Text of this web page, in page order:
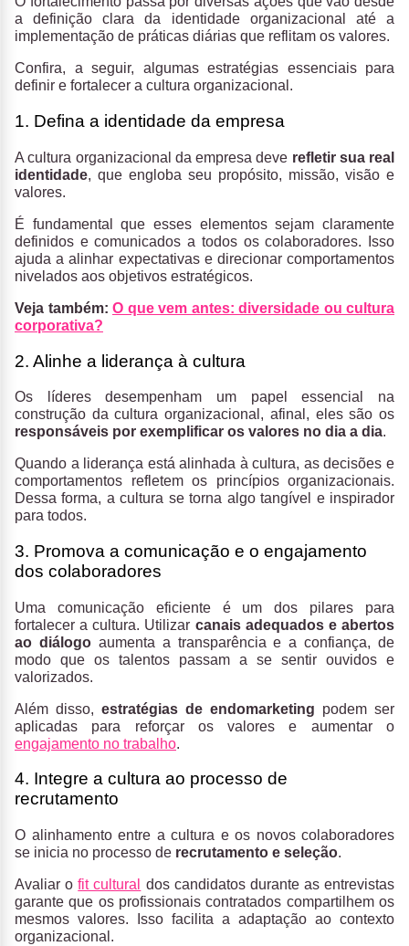
a definição clara da identidade organizacional até a
implementação de práticas diárias que reflitam os valores.
Confira, a seguir, algumas estratégias essenciais para
definir e fortalecer a cultura organizacional.
1. Defina a identidade da empresa
A cultura organizacional da empresa deve refletir sua real
identidade, que engloba seu propósito, missão, visão e
valores.
É fundamental que esses elementos sejam claramente
definidos e comunicados a todos os colaboradores. Isso
ajuda a alinhar expectativas e direcionar comportamentos
nivelados aos objetivos estratégicos.
Veja também: O que vem antes: diversidade ou cultura
corporativa?
2. Alinhe a liderança à cultura
Os líderes desempenham um papel essencial na
construção da cultura organizacional, afinal, eles são os
responsáveis por exemplificar os valores no dia a dia.
Quando a liderança está alinhada à cultura, as decisões e
comportamentos refletem os princípios organizacionais.
Dessa forma, a cultura se torna algo tangível e inspirador
para todos.
3. Promova a comunicação e o engajamento
dos colaboradores
Uma comunicação eficiente é um dos pilares para
fortalecer a cultura. Utilizar canais adequados e abertos
ao diálogoaumenta a transparência e a confiança, de
modo que os talentos passam a se sentir ouvidos e
valorizados.
Além disso, estratégias de endomarketing podem ser
aplicadas para reforçar os valores e aumentar o
engajamento no trabalho.
4. Integre a cultura ao processo de
recrutamento
O alinhamento entre a cultura e os novos colaboradores
se inicia no processo de recrutamento e seleção.
Avaliar ofit cultural
dos candidatos durante as entrevistas
garante que os profissionais contratados compartilhem os
mesmos valores. Isso facilita a adaptação ao contexto
organizacional.